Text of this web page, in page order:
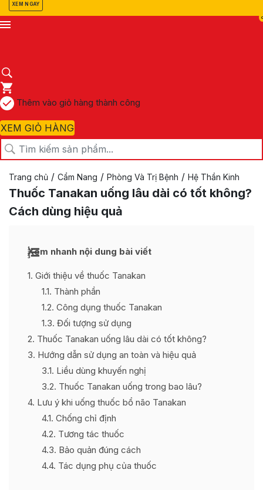
XEM NGAY
0
Thêm vào giỏ hàng thành công
XEM GIỎ HÀNG
Trang chủ / Cẩm Nang / Phòng Và Trị Bệnh / Hệ Thần Kinh
Thuốc Tanakan uống lâu dài có tốt không?
Cách dùng hiệu quả
Xem nhanh nội dung bài viết
1 Giới thiệu về thuốc Tanakan
1.1 Thành phần
1.2 Công dụng thuốc Tanakan
1.3 Đối tượng sử dụng
2 Thuốc Tanakan uống lâu dài có tốt không?
3 Hướng dẫn sử dụng an toàn và hiệu quả
3.1 Liều dùng khuyến nghị
3.2 Thuốc Tanakan uống trong bao lâu?
4 Lưu ý khi uống thuốc bổ não Tanakan
4.1 Chống chỉ định
4.2 Tương tác thuốc
4.3 Bảo quản đúng cách
4.4 Tác dụng phụ của thuốc